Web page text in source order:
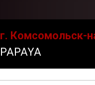
г. Комсомольск-
PAPAYA